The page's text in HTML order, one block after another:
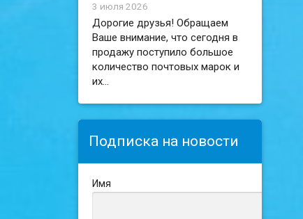
3 июля 2026
Дорогие друзья! Обращаем
Ваше внимание, что сегодня в
продажу поступило большое
количество почтовых марок и
их...
Подписка на новости
Имя